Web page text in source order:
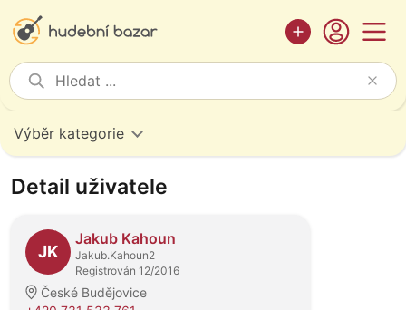
Výběr kategorie
Detail uživatele
JK
Jakub Kahoun
Jakub.Kahoun2
Registrován 12/2016
České Budějovice